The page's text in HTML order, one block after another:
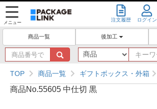
メニュー 注文履歴 ログイン
商品一覧 後加工
商
品
番
号
で
TOP 商品一覧 ギフトボックス・外箱
商品No.55605 中仕切 黒